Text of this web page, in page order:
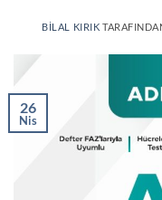
BILAL KIRIK
26
Nis